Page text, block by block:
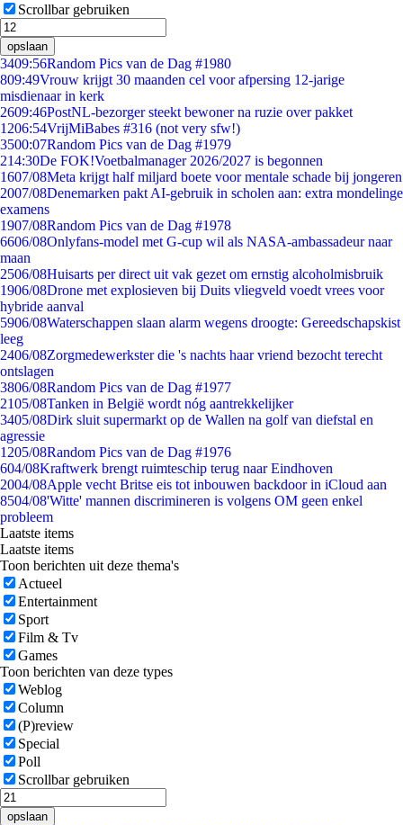
Scrollbar gebruiken
opslaan
3409:56Random Pics van de Dag #1980
809:49Vrouw krijgt 30 maanden cel voor afpersing 12-jarige
misdienaar in kerk
2609:46PostNL-bezorger steekt bewoner na ruzie over pakket
1206:54VrijMiBabes #316 (not very sfw!)
3500:07Random Pics van de Dag #1979
214:30De FOK!Voetbalmanager 2026/2027 is begonnen
1607/08Meta krijgt half miljard boete voor mentale schade bij jongeren
2007/08Denemarken pakt AI-gebruik in scholen aan: extra mondelinge
examens
1907/08Random Pics van de Dag #1978
6606/08Onlyfans-model met G-cup wil als NASA-ambassadeur naar
maan
2506/08Huisarts per direct uit vak gezet om ernstig alcoholmisbruik
1906/08Drone met explosieven bij Duits vliegveld voedt vrees voor
hybride aanval
5906/08Waterschappen slaan alarm wegens droogte: Gereedschapskist
leeg
2406/08Zorgmedewerkster die 's nachts haar vriend bezocht terecht
ontslagen
3806/08Random Pics van de Dag #1977
2105/08Tanken in België wordt nóg aantrekkelijker
3405/08Dirk sluit supermarkt op de Wallen na golf van diefstal en
agressie
1205/08Random Pics van de Dag #1976
604/08Kraftwerk brengt ruimteschip terug naar Eindhoven
2004/08Apple vecht Britse eis tot inbouwen backdoor in iCloud aan
8504/08'Witte' mannen discrimineren is volgens OM geen enkel
probleem
Laatste items
Laatste items
Toon berichten uit deze thema's
Actueel
Entertainment
Sport
Film & Tv
Games
Toon berichten van deze types
Weblog
Column
(P)review
Special
Poll
Scrollbar gebruiken
opslaan